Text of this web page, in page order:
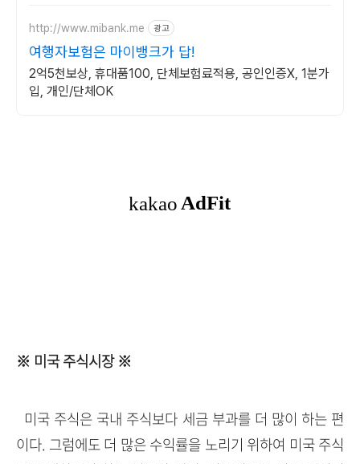
http://www.mibank.me 광고
여행자보험은 마이뱅크가 답!
2억5천보상, 휴대품100, 단체보험료적용, 공인인증X, 1분가
입, 개인/단체OK
※ 미국 주식시장 ※
미국 주식은 국내 주식보다 세금 부과를 더 많이 하는 편
이다. 그럼에도 더 많은 수익률을 노리기 위하여 미국 주식